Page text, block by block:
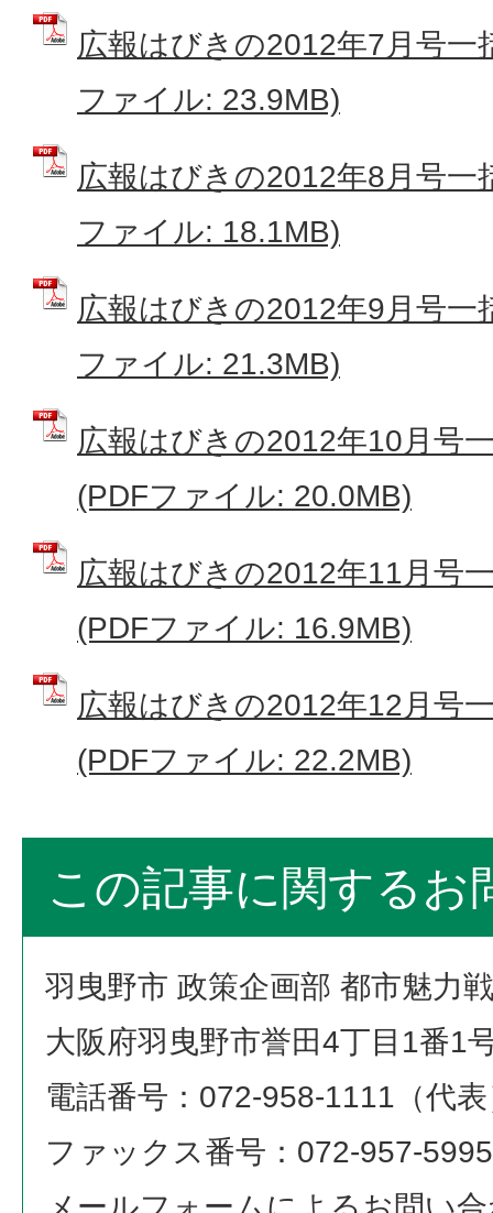
広報はびきの2012年7月号一
ファイル: 23.9MB)
広報はびきの2012年8月号一
ファイル: 18.1MB)
広報はびきの2012年9月号一
ファイル: 21.3MB)
広報はびきの2012年10月号
(PDFファイル: 20.0MB)
広報はびきの2012年11月号
(PDFファイル: 16.9MB)
広報はびきの2012年12月号
(PDFファイル: 22.2MB)
この記事に関するお
羽曳野市 政策企画部 都市魅力
大阪府羽曳野市誉田4丁目1番1
電話番号：072-958-1111（代
ファックス番号：072-957-5995